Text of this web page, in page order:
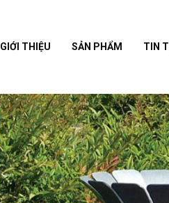
GIỚI THIỆU SẢN PHẨM TIN